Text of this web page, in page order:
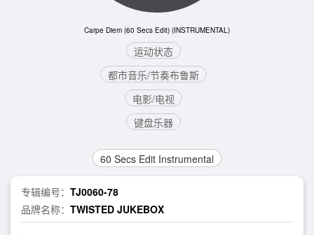
Carpe Diem (60 Secs Edit) (INSTRUMENTAL)
运动状态
都市音乐/节奏布鲁斯
电影/电视
键盘乐器
60 Secs Edit Instrumental
专辑编号： TJ0060-78
品牌名称： TWISTED JUKEBOX